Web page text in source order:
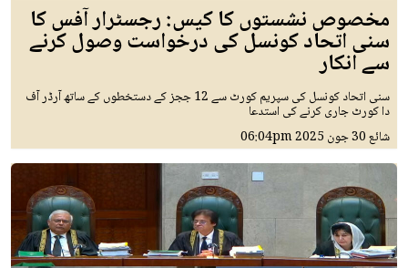
مخصوص نشستوں کا کیس: رجسٹرار آفس کا
سنی اتحاد کونسل کی درخواست وصول کرنے
سے انکار
سنی اتحاد کونسل کی سپریم کورٹ سے 12 ججز کے دستخطوں کے ساتھ آرڈر آف
دا کورٹ جاری کرنے کی استدعا
شائع30 جون 2025 06:04pm